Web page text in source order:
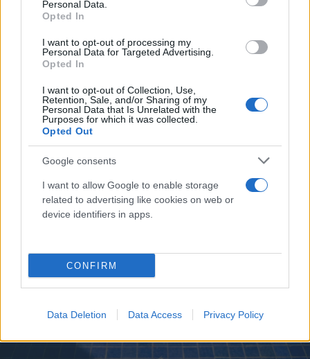
Personal Data.
Opted In
I want to opt-out of processing my
Personal Data for Targeted Advertising.
Opted In
I want to opt-out of Collection, Use,
Retention, Sale, and/or Sharing of my
Personal Data that Is Unrelated with the
Purposes for which it was collected.
Opted Out
Google consents
I want to allow Google to enable storage
related to advertising like cookies on web or
device identifiers in apps.
CONFIRM
Data Deletion Data Access Privacy Policy
Τουρνάς: «Πάνω από 400 φωτιές σε 10 ημέρες» -